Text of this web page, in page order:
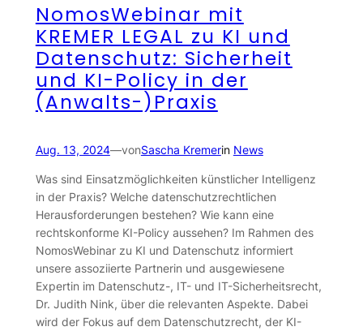
NomosWebinar mit
KREMER LEGAL zu KI und
Datenschutz: Sicherheit
und KI-Policy in der
(Anwalts-)Praxis
Aug. 13, 2024—vonSascha Kremerin News
Was sind Einsatzmöglichkeiten künstlicher Intelligenz
in der Praxis? Welche datenschutzrechtlichen
Herausforderungen bestehen? Wie kann eine
rechtskonforme KI-Policy aussehen? Im Rahmen des
NomosWebinar zu KI und Datenschutz informiert
unsere assoziierte Partnerin und ausgewiesene
Expertin im Datenschutz-, IT- und IT-Sicherheitsrecht,
Dr. Judith Nink, über die relevanten Aspekte. Dabei
wird der Fokus auf dem Datenschutzrecht, der KI-